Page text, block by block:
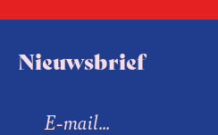
Nieuwsbrief